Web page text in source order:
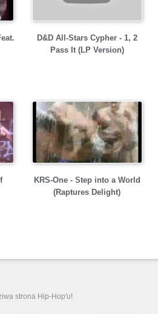
D&D All-Stars Cypher - 1, 2
Pass It (LP Version)
KRS-One - Step into a World
(Raptures Delight)
strona Hip-Hop'u!